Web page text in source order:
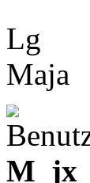
Lg
Maja
M_jx